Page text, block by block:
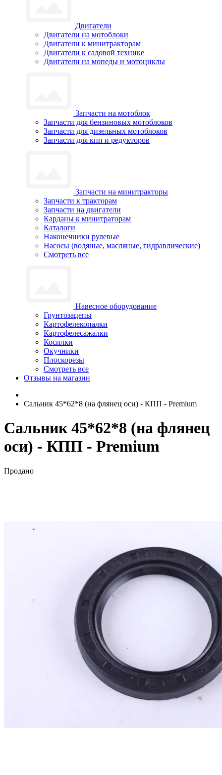
Двигатели
Двигатели на мотоблоки
Двигатели к минитракторам
Двигатели к садовой технике
Двигатели на мопеды и мотоциклы
Запчасти на мотоблок
Запчасти для бензиновых мотоблоков
Запчасти для дизельных мотоблоков
Запчасти для кпп и редукторов
Запчасти на минитракторы
Запчасти к тракторам
Запчасти на двигатели
Карданы к минитраторам
Каталоги
Наконечники рулевые
Насосы (водяные, масляные, гидравлические)
Смотреть все
Навесное оборудование
Грунтозацепы
Картофелекопалки
Картофелесажалки
Косилки
Окучники
Плоскорезы
Смотреть все
Отзывы на магазин
Сальник 45*62*8 (на флянец оси) - КПП - Premium
Сальник 45*62*8 (на флянец
оси) - КПП - Premium
Продано